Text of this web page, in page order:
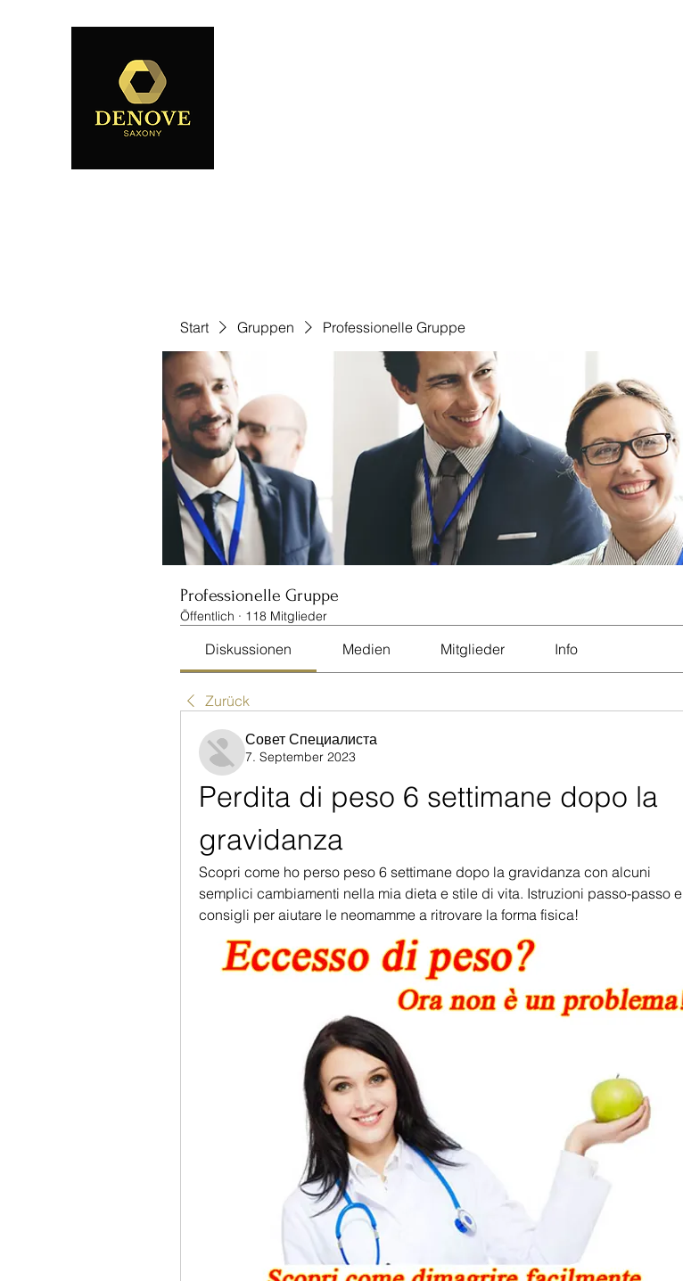
Start Gruppen Professionelle Gruppe
Professionelle Gruppe
Öffentlich · 118 Mitglieder
Diskussionen Medien Mitglieder Info
Zurück
Совет Специалиста
7. September 2023
Perdita di peso 6 settimane dopo la
gravidanza
Scopri come ho perso peso 6 settimane dopo la gravidanza con alcuni
semplici cambiamenti nella mia dieta e stile di vita. Istruzioni passo-passo e
consigli per aiutare le neomamme a ritrovare la forma fisica!